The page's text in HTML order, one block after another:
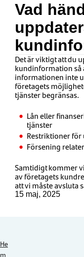
Vad
Det är viktigt att du
kundinformation så
informationen inte
företagets
tjänster begränsas.
Lån eller
tjänster
Restriktioner
Försening
Samtidigt kommer
av företagets
att vi måste avsluta
15 maj, 2025
He
m